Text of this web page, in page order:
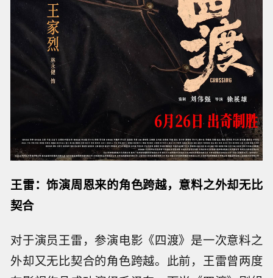
日的湿冷天气让穿着现代保暖衣的演员们都难以
忍受，扮演刘伯承的曹炳琨说了一句话，让刘烨
记到现在：“我们这四五个小时，只是当年红军的
日常。”刘烨说，那一刻他想到，红军战士能在那
种条件下坚持下来，靠的是何等强大的意志力。